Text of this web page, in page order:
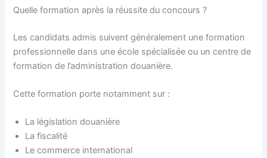
Quelle formation après la réussite du concours ?
Les candidats admis suivent généralement une formation
professionnelle dans une école spécialisée ou un centre de
formation de l’administration douanière.
Cette formation porte notamment sur :
La législation douanière
La fiscalité
Le commerce international